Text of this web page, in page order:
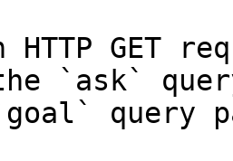
HTTP GET
`ask`
query